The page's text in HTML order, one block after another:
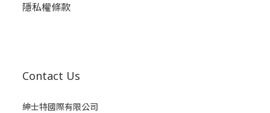
隱私權條款
Contact Us
紳士特國際有限公司